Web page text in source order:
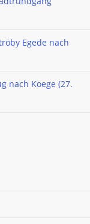
Egede nach
nach Koege (27.